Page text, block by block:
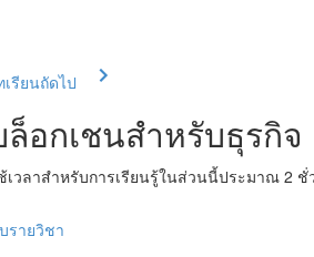
รียนถัดไป
อกเชนสำหรับธุรกิจ
เวลาสำหรับการเรียนรู้ในส่วนนี้ประมาณ 2 ชั่
รายวิชา